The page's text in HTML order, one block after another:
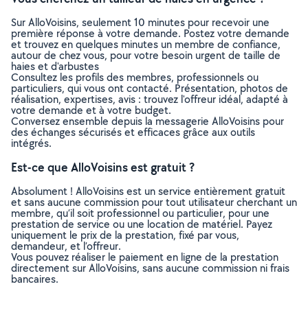
Sur AlloVoisins, seulement 10 minutes pour recevoir une
première réponse à votre demande. Postez votre demande
et trouvez en quelques minutes un membre de confiance,
autour de chez vous, pour votre besoin urgent de taille de
haies et d'arbustes
Consultez les profils des membres, professionnels ou
particuliers, qui vous ont contacté. Présentation, photos de
réalisation, expertises, avis : trouvez l'offreur idéal, adapté à
votre demande et à votre budget.
Conversez ensemble depuis la messagerie AlloVoisins pour
des échanges sécurisés et efficaces grâce aux outils
intégrés.
Est-ce que AlloVoisins est gratuit ?
Absolument ! AlloVoisins est un service entièrement gratuit
et sans aucune commission pour tout utilisateur cherchant un
membre, qu’il soit professionnel ou particulier, pour une
prestation de service ou une location de matériel. Payez
uniquement le prix de la prestation, fixé par vous,
demandeur, et l’offreur.
Vous pouvez réaliser le paiement en ligne de la prestation
directement sur AlloVoisins, sans aucune commission ni frais
bancaires.